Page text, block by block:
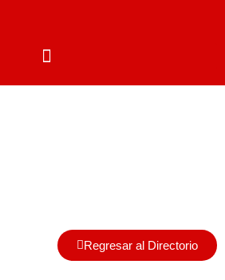
Regresar al Directorio